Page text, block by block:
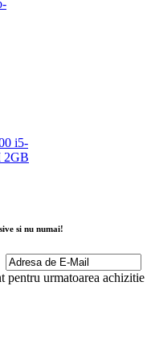
i5-
2GB
si nu numai!
pentru urmatoarea achizitie